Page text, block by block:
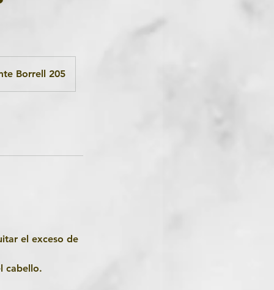
Borrell 205
el exceso de
cabello.